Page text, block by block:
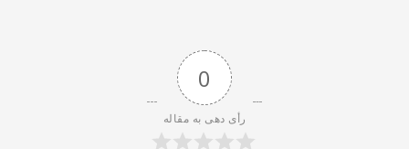
0
رأی دهی به مقاله